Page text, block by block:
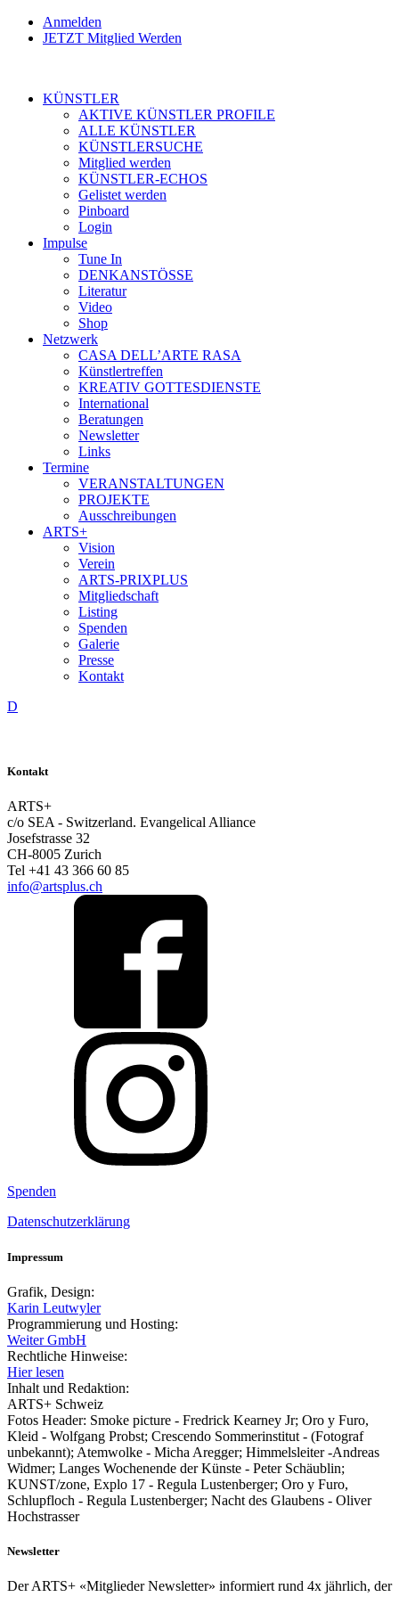
Anmelden
JETZT Mitglied Werden
KÜNSTLER
AKTIVE KÜNSTLER PROFILE
ALLE KÜNSTLER
KÜNSTLERSUCHE
Mitglied werden
KÜNSTLER-ECHOS
Gelistet werden
Pinboard
Login
Impulse
Tune In
DENKANSTÖSSE
Literatur
Video
Shop
Netzwerk
CASA DELL’ARTE RASA
Künstlertreffen
KREATIV GOTTESDIENSTE
International
Beratungen
Newsletter
Links
Termine
VERANSTALTUNGEN
PROJEKTE
Ausschreibungen
ARTS+
Vision
Verein
ARTS-PRIXPLUS
Mitgliedschaft
Listing
Spenden
Galerie
Presse
Kontakt
D
Kontakt
ARTS+
c/o SEA - Switzerland. Evangelical Alliance
Josefstrasse 32
CH-8005 Zurich
Tel +41 43 366 60 85
info@artsplus.ch
Spenden
Datenschutzerklärung
Impressum
Grafik, Design:
Karin Leutwyler
Programmierung und Hosting:
Weiter GmbH
Rechtliche Hinweise:
Hier lesen
Inhalt und Redaktion:
ARTS+ Schweiz
Fotos Header: Smoke picture - Fredrick Kearney Jr; Oro y Furo,
Kleid - Wolfgang Probst; Crescendo Sommerinstitut - (Fotograf
unbekannt); Atemwolke - Micha Aregger; Himmelsleiter -Andreas
Widmer; Langes Wochenende der Künste - Peter Schäublin;
KUNST/zone, Explo 17 - Regula Lustenberger; Oro y Furo,
Schlupfloch - Regula Lustenberger; Nacht des Glaubens - Oliver
Hochstrasser
Newsletter
Der ARTS+ «Mitglieder Newsletter» informiert rund 4x jährlich, der